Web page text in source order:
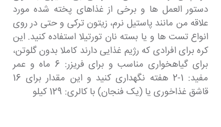
دستور العمل ها و برخی از غذاهای پخته شده مورد
علاقه من مانند پاستیل نرم، زیتون ترکی و حتی در روی
انواع تست ها و یا بسته نان تورتیلا استفاده کنید. این
کره برای افرادی که رژیم غذایی دارند کاملا بدون گلوتن،
برای گیاهخواری مناسب و برای فریزر: 6 ماه و عمر
مفید: 1-2 هفته نگهداری کنید و این مقدار برای 16
قاشق غذاخوری یا (یک فنجان) با کالری: 129 کیلو